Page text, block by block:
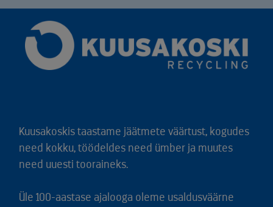
Kuusakoskis taastame jäätmete väärtust, kogudes
need kokku, töödeldes need ümber ja muutes
need uuesti tooraineks.
Üle 100-aastase ajalooga oleme usaldusväärne